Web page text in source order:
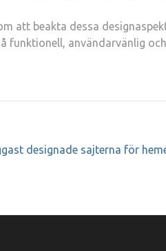
att beakta dessa
funktionell, användarvänlig
designade sajterna för